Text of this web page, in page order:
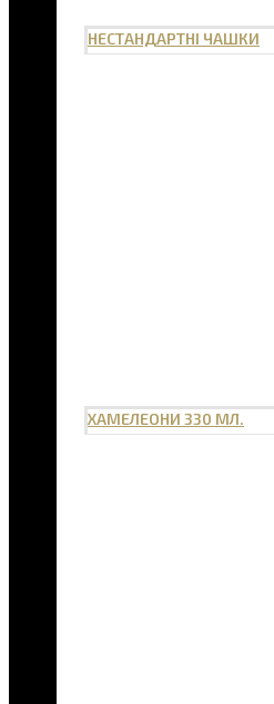
НЕСТАНДАРТНІ ЧАШКИ
ХАМЕЛЕОНИ 330 МЛ.